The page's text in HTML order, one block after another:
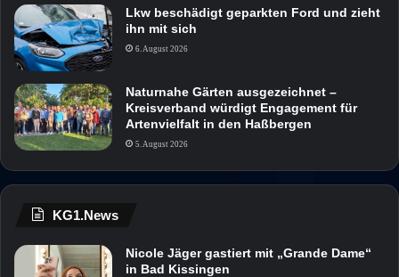
Lkw beschädigt geparkten Ford und zieht
ihn mit sich
6. August 2026
Naturnahe Gärten ausgezeichnet –
Kreisverband würdigt Engagement für
Artenvielfalt in den Haßbergen
5. August 2026
KG1.News
Nicole Jäger gastiert mit „Grande Dame“
in Bad Kissingen